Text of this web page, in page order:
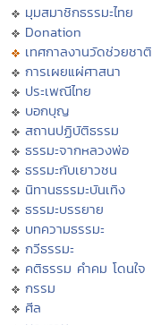
มุมสมาชิกธรรมะไทย
Donation
เทศกาลงานวัดช่วยชาติ
การเผยแผ่ศาสนา
ประเพณีไทย
บอกบุญ
สถานปฏิบัติธรรม
ธรรมะจากหลวงพ่อ
ธรรมะกับเยาวชน
นิทานธรรมะบันเทิง
ธรรมะบรรยาย
บทความธรรมะ
กวีธรรมะ
คติธรรม คำคม โดนใจ
กรรม
ศีล